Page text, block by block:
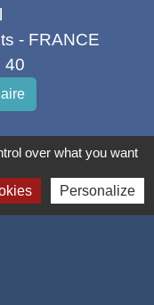
- FRANCE
40
monts.fr
over what you want
Personalize